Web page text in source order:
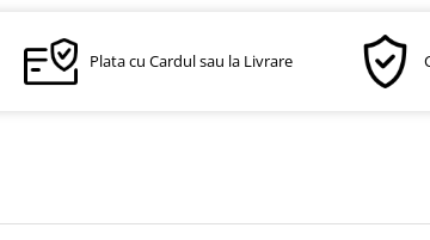
Plata cu Cardul sau la Livrare